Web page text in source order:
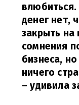
денег нет,
закрыть на
сомнения
бизнеса,
ничего
– удивила